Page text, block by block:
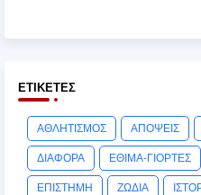
ΕΤΙΚΈΤΕΣ
ΑΘΛΗΤΙΣΜΟΣ ΑΠΟΨΕΙΣ
ΔΙΑΦΟΡΑ ΕΘΙΜΑ-ΓΙΟΡΤΕΣ
ΕΠΙΣΤΗΜΗ ΖΩΔΙΑ